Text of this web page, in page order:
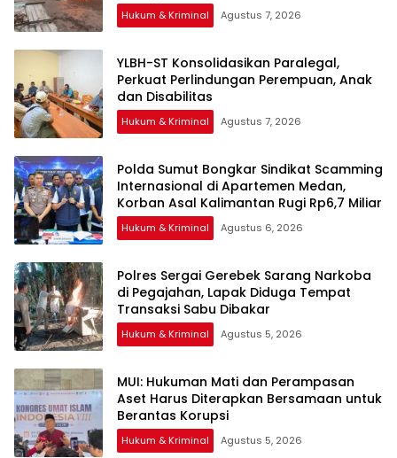
Hukum & Kriminal Agustus 7, 2026
YLBH-ST Konsolidasikan Paralegal,
Perkuat Perlindungan Perempuan, Anak
Hukum & Kriminal Agustus 7, 2026
Polda Sumut Bongkar Sindikat Scamming
Internasional di Apartemen Medan,
Korban Asal Kalimantan Rugi Rp6,7 Miliar
Hukum & Kriminal Agustus 6, 2026
Polres Sergai Gerebek Sarang Narkoba
di Pegajahan, Lapak Diduga Tempat
Transaksi Sabu Dibakar
Hukum & Kriminal Agustus 5, 2026
‎MUI: Hukuman Mati dan Perampasan
Aset Harus Diterapkan Bersamaan untuk
Hukum & Kriminal Agustus 5, 2026